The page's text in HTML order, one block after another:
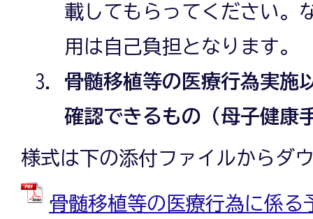
載してもらってください。
用は自己負担となります。
骨髄移植等の医療行為実施
確認できるもの（母子健康
様式は下の添付ファイルからダ
骨髄移植等の医療行為に係る